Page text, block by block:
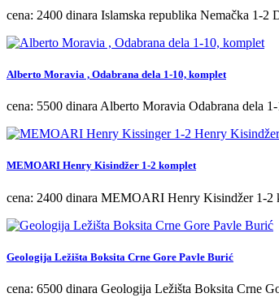
cena: 2400 dinara Islamska republika Nemačka 1-2
Alberto Moravia , Odabrana dela 1-10, komplet
cena: 5500 dinara Alberto Moravia Odabrana dela
MEMOARI Henry Kisindžer 1-2 komplet
cena: 2400 dinara MEMOARI Henry Kisindžer 1-2
Geologija Ležišta Boksita Crne Gore Pavle Burić
cena: 6500 dinara Geologija Ležišta Boksita Crne